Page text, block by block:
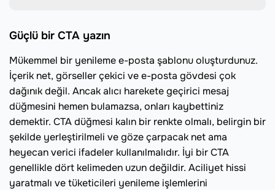
Güçlü bir CTA yazın
Mükemmel bir yenileme e-posta şablonu oluşturdunuz.
İçerik net, görseller çekici ve e-posta gövdesi çok
dağınık değil. Ancak alıcı harekete geçirici mesaj
düğmesini hemen bulamazsa, onları kaybettiniz
demektir. CTA düğmesi kalın bir renkte olmalı, belirgin bir
şekilde yerleştirilmeli ve göze çarpacak net ama
heyecan verici ifadeler kullanılmalıdır. İyi bir CTA
genellikle dört kelimeden uzun değildir. Aciliyet hissi
yaratmalı ve tüketicileri yenileme işlemlerini